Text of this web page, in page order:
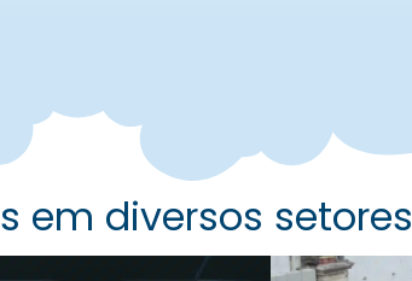
em diversos setores